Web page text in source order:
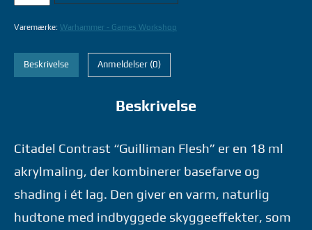
32
CONTRAST:
WORKSHOP
Varemærke: Warhammer - Games Workshop
Beskrivelse Anmeldelser (0)
Beskrivelse
Citadel Contrast “Guilliman Flesh” er en 18 ml
akrylmaling, der kombinerer basefarve og
shading i ét lag. Den giver en varm, naturlig
hudtone med indbyggede skyggeeffekter, som